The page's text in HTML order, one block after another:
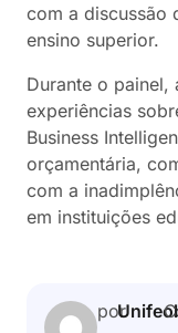
com a discussão
ensino superior.
Durante o
experiências
Business
orçamentária,
com a
em instituições
por